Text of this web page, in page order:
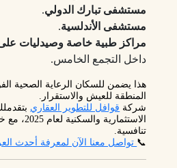
مستشفى تبارك الدولي.
مستشفى الأندلسية.
مراكز طبية خاصة وصيدليات
داخل التجمع الخامس.
هذا يضمن للسكان الرعاية الصحية
المنطقة للعيش والاستقرار.
شركة قوافل للتطوير العقاري
تنافسية.
📞 تواصل معنا الآن لمعرفة أحدث